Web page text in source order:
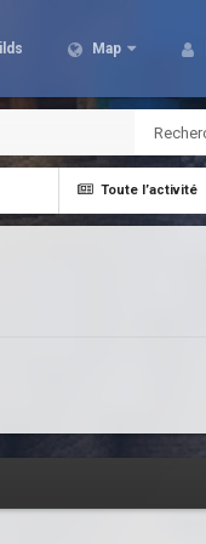
Map
Toute l’activité